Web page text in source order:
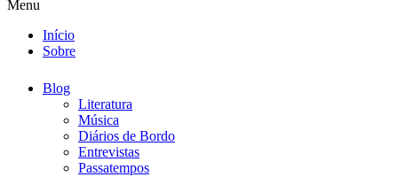
Menu
Início
Sobre
Blog
Literatura
Música
Diários de Bordo
Entrevistas
Passatempos